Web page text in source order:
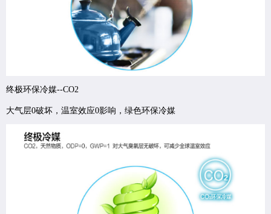
终极环保冷媒--CO2
大气层0破坏，温室效应0影响，绿色环保冷媒